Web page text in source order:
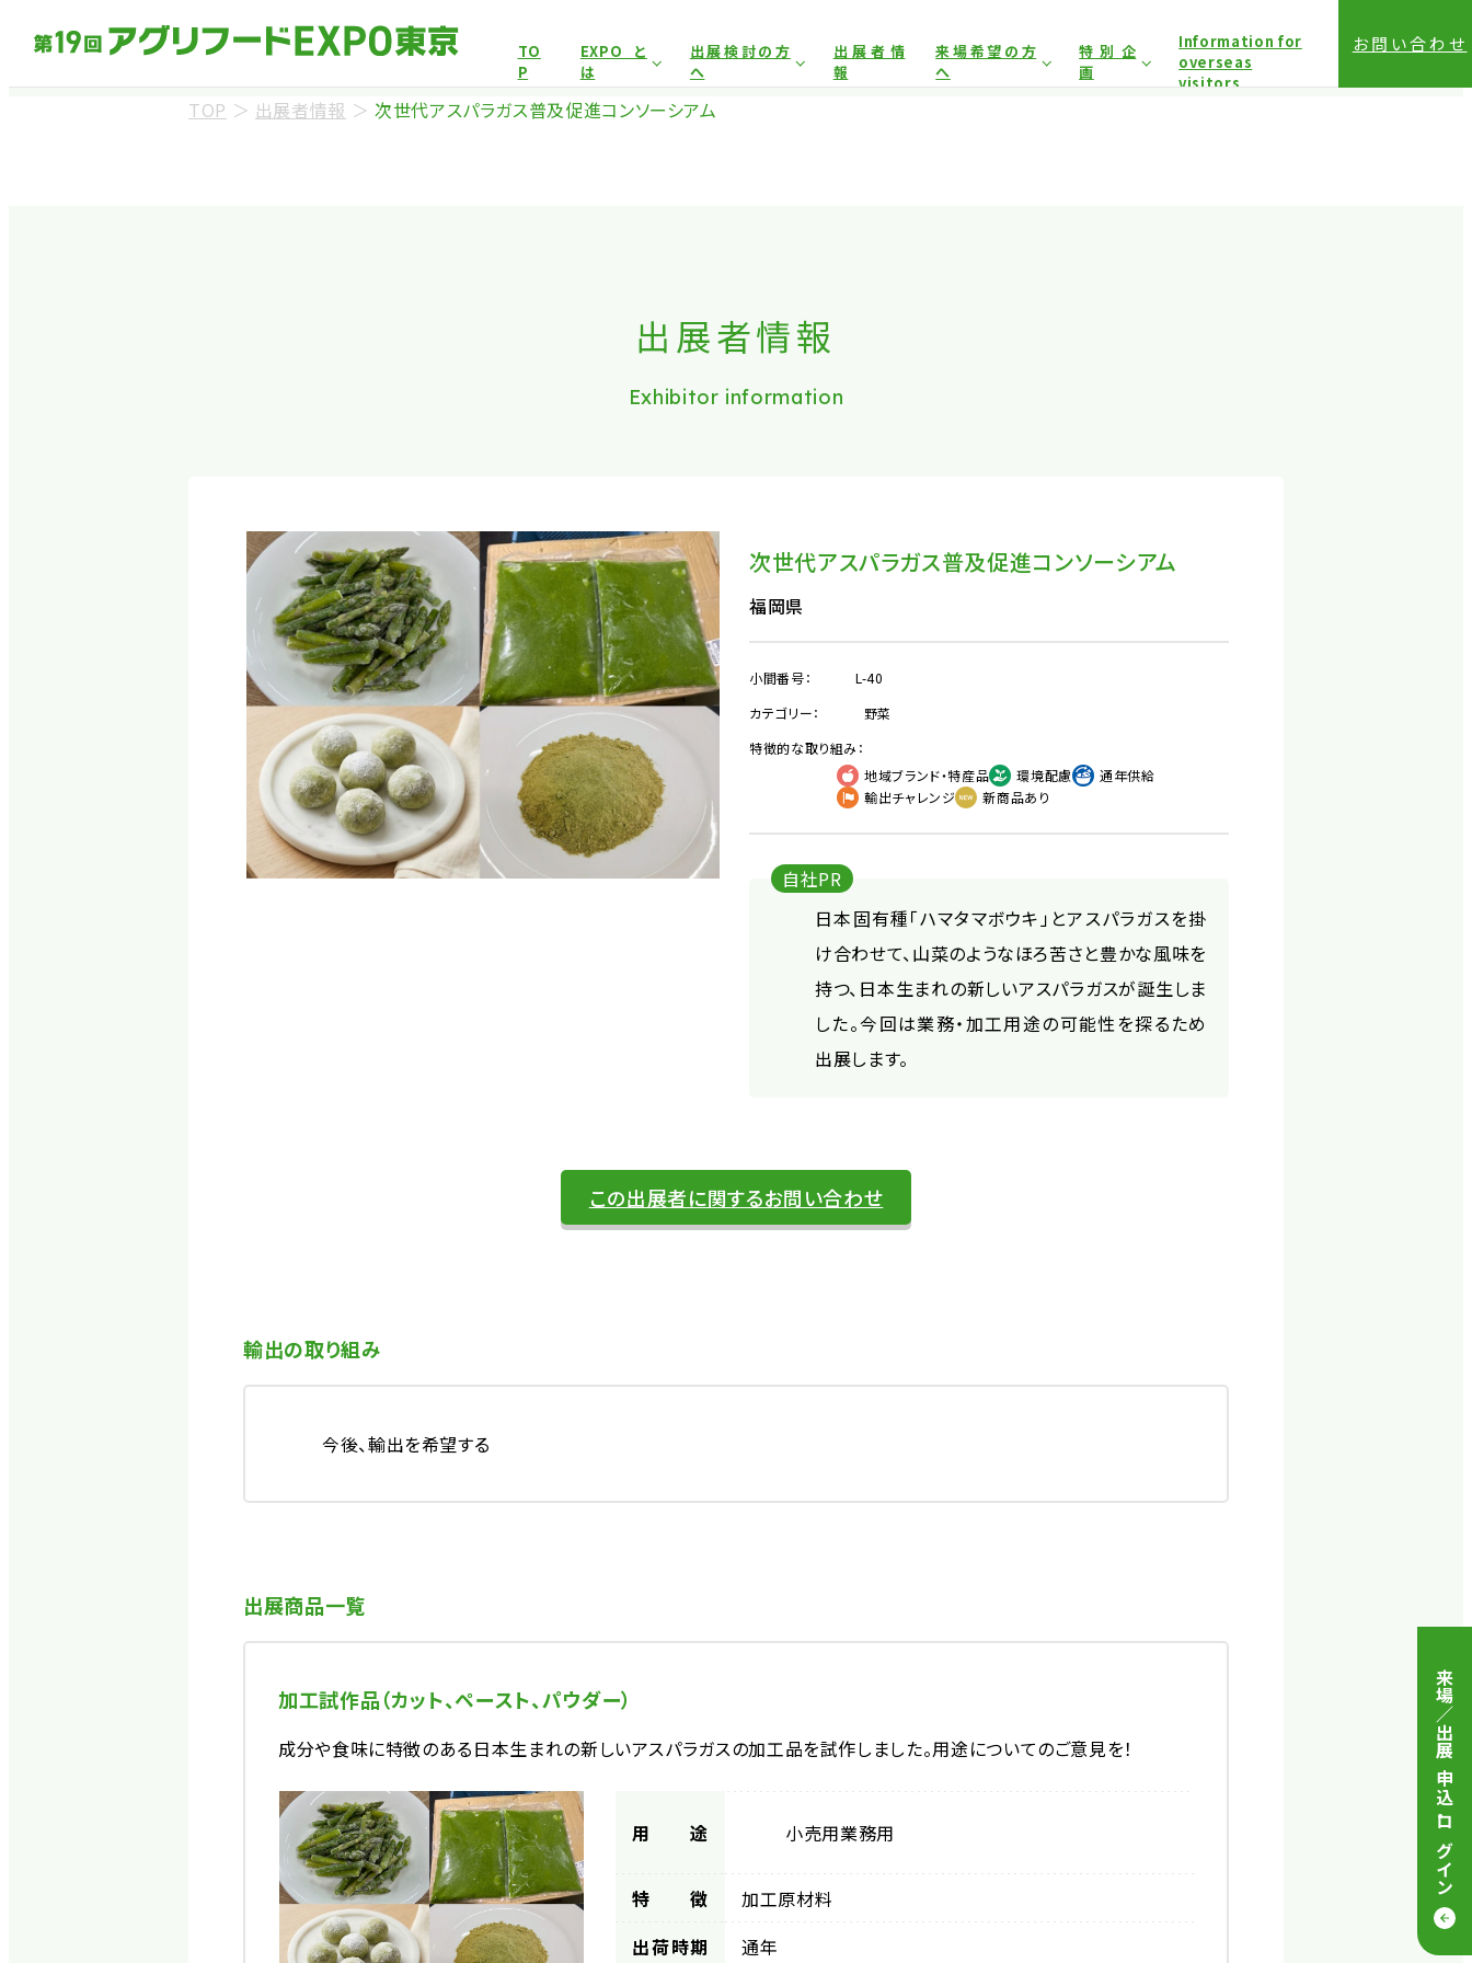
TO
P
EXPOと
は
アグリフードEXPO東京について
出展検討の方
へ
開催概要
出展者情
報
来場希望の方
へ
特別企
画
Information for
overseas
visitors
お問い合わせ
来場／出展 申込
・
ログイン
展示会場への入場には来場登録が必要です。
TOP ＞ 出展者情報 ＞ 次世代アスパラガス普及促進コンソーシアム
出展者情報
Exhibitor information
次世代アスパラガス普及促進コンソーシアム
福岡県
小間番号：
L-40
カテゴリー：
野菜
特徴的な取り組み：
地域ブランド・特産品
環境配慮
通年供給
輸出チャレンジ
新商品あり
自社PR
日本固有種「ハマタマボウキ」とアスパラガスを掛
け合わせて、山菜のようなほろ苦さと豊かな風味を
持つ、日本生まれの新しいアスパラガスが誕生しま
した。今回は業務・加工用途の可能性を探るため
出展します。
この出展者に関するお問い合わせ
輸出の取り組み
今後、輸出を希望する
出展商品一覧
加工試作品（カット、ペースト、パウダー）
成分や食味に特徴のある日本生まれの新しいアスパラガスの加工品を試作しました。用途についてのご意見を！
用途 小売用業務用
特徴
加工原材料
出荷時期
通年